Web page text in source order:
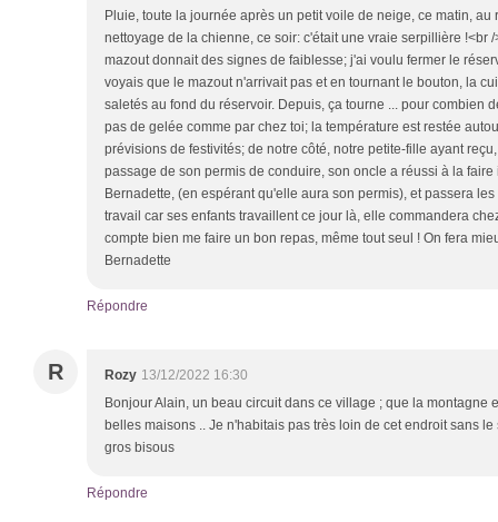
Pluie, toute la journée après un petit voile de neige, ce matin,
nettoyage de la chienne, ce soir: c'était une vraie serpillière !<br
mazout donnait des signes de faiblesse; j'ai voulu fermer le
voyais que le mazout n'arrivait pas et en tournant le bouton, la
saletés au fond du réservoir. Depuis, ça tourne ... pour combien
pas de gelée comme par chez toi; la température est restée
prévisions de festivités; de notre côté, notre petite-fille ayant
passage de son permis de conduire, son oncle a réussi à la
Bernadette, (en espérant qu'elle aura son permis), et passera
travail car ses enfants travaillent ce jour là, elle commandera
compte bien me faire un bon repas, même tout seul ! On fera
Bernadette
Répondre
R Rozy 13/12/2022 16:30
Bonjour Alain, un beau circuit dans ce village ; que la montagne
belles maisons .. Je n'habitais pas très loin de cet endroit sans
gros bisous
Répondre